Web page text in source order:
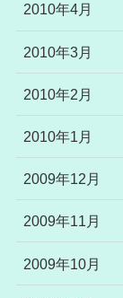
2010年4月
2010年3月
2010年2月
2010年1月
2009年12月
2009年11月
2009年10月